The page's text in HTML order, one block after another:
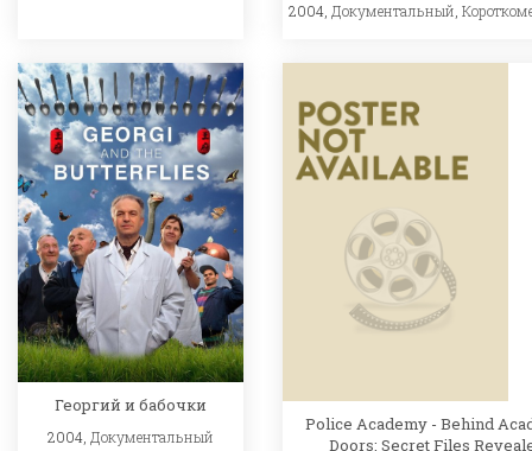
2004, Документальный ,
Георгий и бабочки
2004, Документальный
Police Academy - Behind
Doors: Secret Files